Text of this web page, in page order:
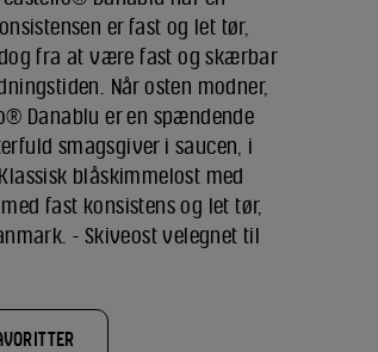
er fast og let tør,
dog fra at være fast og skærbar
Når osten modner,
Danablu er en spændende
smagsgiver i saucen, i
blåskimmelost med
fast konsistens og let tør,
- Skiveost velegnet til